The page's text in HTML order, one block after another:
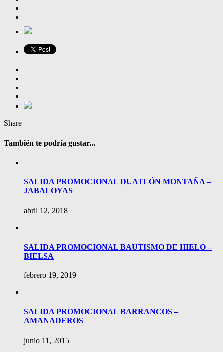
Share
También te podría gustar...
SALIDA PROMOCIONAL DUATLÓN MONTAÑA –
JABALOYAS
abril 12, 2018
SALIDA PROMOCIONAL BAUTISMO DE HIELO –
BIELSA
febrero 19, 2019
SALIDA PROMOCIONAL BARRANCOS –
AMANADEROS
junio 11, 2015